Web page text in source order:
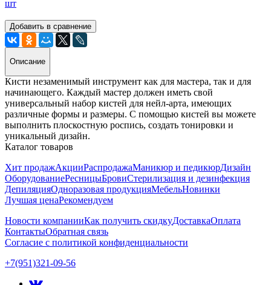
Добавить в сравнение
Описание
Кисти незаменимый инструмент как для мастера, так и для
начинающего. Каждый мастер должен иметь свой
универсальный набор кистей для нейл-арта, имеющих
различные формы и размеры. С помощью кистей вы можете
выполнить плоскостную роспись, создать тонировки и
уникальный дизайн.
Каталог товаров
Хит продажАкцииРаспродажаМаникюр и педикюрДизайн
ОборудованиеРесницыБровиСтерилизация и дезинфекция
ДепиляцияОдноразовая продукцияМебельНовинки
Лучшая ценаРекомендуем
Новости компанииКак получить скидкуДоставкаОплата
КонтактыОбратная связь
Согласие с политикой конфиденциальности
+7(951)321-09-56